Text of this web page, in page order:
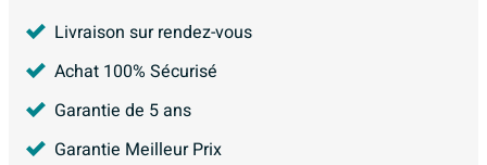
Livraison sur rendez-vous
Achat 100% Sécurisé
Garantie de 5 ans
Garantie Meilleur Prix